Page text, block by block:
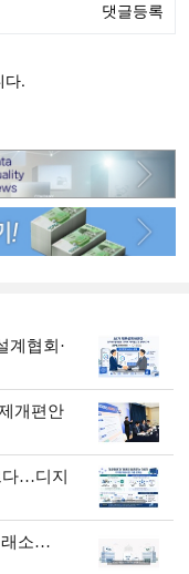
계협회·
개편안
다…디지
래소…